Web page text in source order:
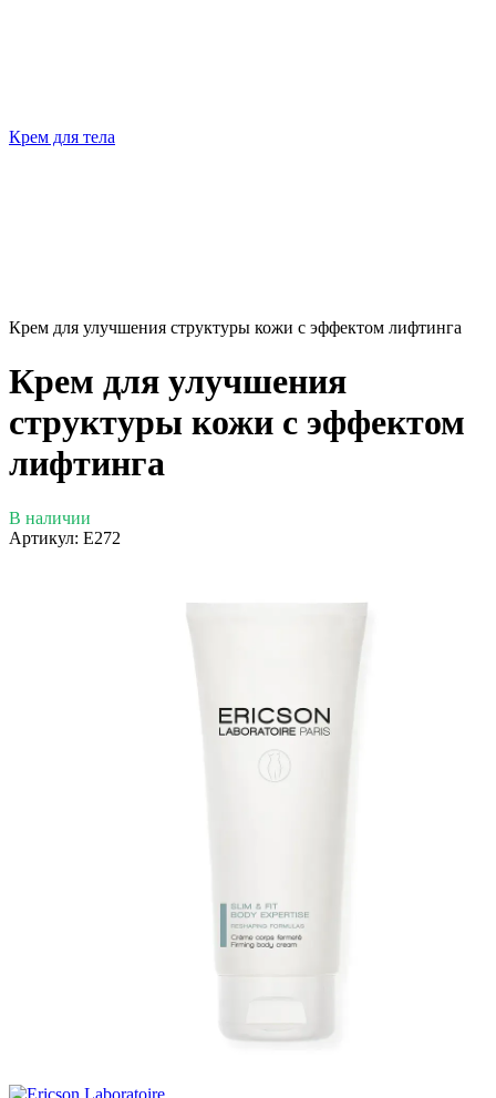
Крем для тела
Крем для улучшения структуры кожи с эффектом лифтинга
Крем для улучшения
структуры кожи с эффектом
лифтинга
В наличии
Артикул: E272